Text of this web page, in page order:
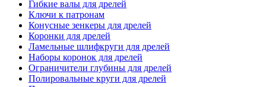
Гибкие валы для дрелей
Ключи к патронам
Конусные зенкеры для дрелей
Коронки для дрелей
Ламельные шлифкруги для дрелей
Наборы коронок для дрелей
Ограничители глубины для дрелей
Полировальные круги для дрелей